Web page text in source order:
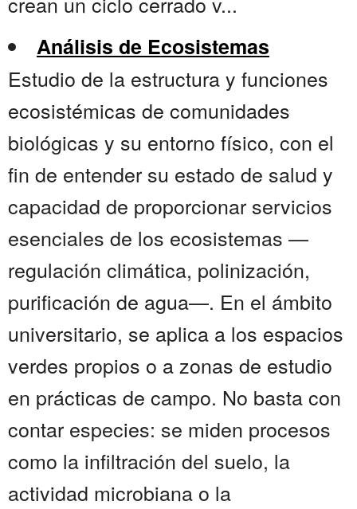
Análisis de Ecosistemas
Estudio de la estructura y funciones
ecosistémicas de comunidades
biológicas y su entorno físico, con el
fin de entender su estado de salud y
capacidad de proporcionar servicios
esenciales de los ecosistemas —
regulación climática, polinización,
purificación de agua—. En el ámbito
universitario, se aplica a los espacios
verdes propios o a zonas de estudio
en prácticas de campo. No basta con
contar especies: se miden procesos
como la infiltración del suelo, la
actividad microbiana o la